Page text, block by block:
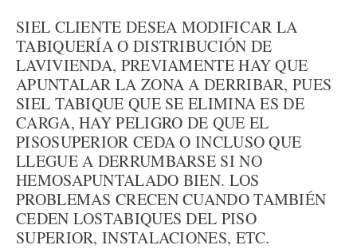
SIEL CLIENTE DESEA MODIFICAR LA
TABIQUERÍA O DISTRIBUCIÓN DE
LAVIVIENDA, PREVIAMENTE HAY QUE
APUNTALAR LA ZONA A DERRIBAR, PUES
SIEL TABIQUE QUE SE ELIMINA ES DE
CARGA, HAY PELIGRO DE QUE EL
PISOSUPERIOR CEDA O INCLUSO QUE
LLEGUE A DERRUMBARSE SI NO
HEMOSAPUNTALADO BIEN. LOS
PROBLEMAS CRECEN CUANDO TAMBIÉN
CEDEN LOSTABIQUES DEL PISO
SUPERIOR, INSTALACIONES, ETC.